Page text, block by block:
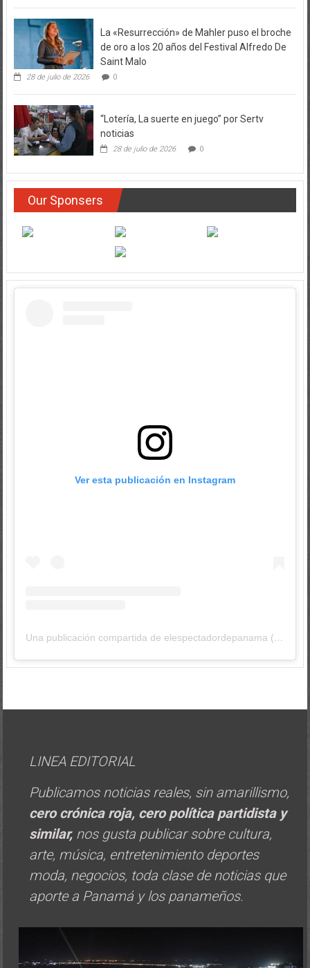
La «Resurrección» de Mahler puso el broche
de oro a los 20 años del Festival Alfredo De
Saint Malo
28 de julio de 2026 0
“Lotería, La suerte en juego” por Sertv
noticias
28 de julio de 2026 0
Our Sponsers
Ver esta publicación en Instagram
Una publicación compartida de elespectadordepanama (@elespectadordepanama)
LINEA EDITORIAL
Publicamos noticias reales, sin amarillismo,
cero crónica roja, cero política partidista y
similar, nos gusta publicar sobre cultura,
arte, música, entretenimiento deportes
moda, negocios, toda clase de noticias que
aporte a Panamá y los panameños.